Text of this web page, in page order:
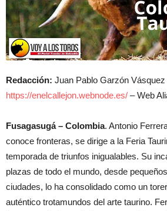
Redacción: Juan Pablo Garzón Vásquez
https://enelcallejon.webnode.es/ – Web
Fusagasugá – Colombia. Antonio
conoce fronteras, se dirige a la Feria
temporada de triunfos inigualables. Su
plazas de todo el mundo, desde
ciudades, lo ha consolidado como un
auténtico trotamundos del arte taurino.